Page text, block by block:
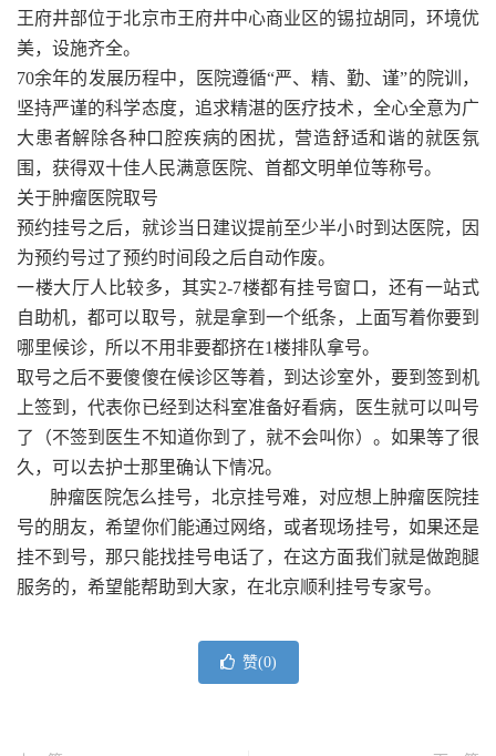
王府井部位于北京市王府井中心商业区的锡拉胡同，环境优
美，设施齐全。
70余年的发展历程中，医院遵循“严、精、勤、谨”的院训，
坚持严谨的科学态度，追求精湛的医疗技术，全心全意为广
大患者解除各种口腔疾病的困扰，营造舒适和谐的就医氛
围，获得双十佳人民满意医院、首都文明单位等称号。
关于肿瘤医院取号
预约挂号之后，就诊当日建议提前至少半小时到达医院，因
为预约号过了预约时间段之后自动作废。
一楼大厅人比较多，其实2-7楼都有挂号窗口，还有一站式
自助机，都可以取号，就是拿到一个纸条，上面写着你要到
哪里候诊，所以不用非要都挤在1楼排队拿号。
取号之后不要傻傻在候诊区等着，到达诊室外，要到签到机
上签到，代表你已经到达科室准备好看病，医生就可以叫号
了（不签到医生不知道你到了，就不会叫你）。如果等了很
久，可以去护士那里确认下情况。
肿瘤医院怎么挂号，北京挂号难，对应想上肿瘤医院挂
号的朋友，希望你们能通过网络，或者现场挂号，如果还是
挂不到号，那只能找挂号电话了，在这方面我们就是做跑腿
服务的，希望能帮助到大家，在北京顺利挂号专家号。
赞(0)